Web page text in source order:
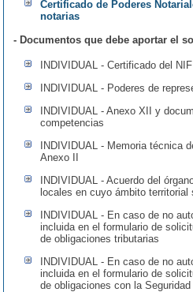
Certificado de Poderes
notarias
- Documentos que debe aportar el
INDIVIDUAL - Certificado del NIF
INDIVIDUAL - Poderes de
INDIVIDUAL - Anexo XII y
competencias
INDIVIDUAL - Memoria técnica
Anexo II
INDIVIDUAL - Acuerdo del
locales en cuyo ámbito
INDIVIDUAL - En caso de no
incluida en el formulario de
de obligaciones tributarias
INDIVIDUAL - En caso de no
incluida en el formulario de
de obligaciones con la Seguridad